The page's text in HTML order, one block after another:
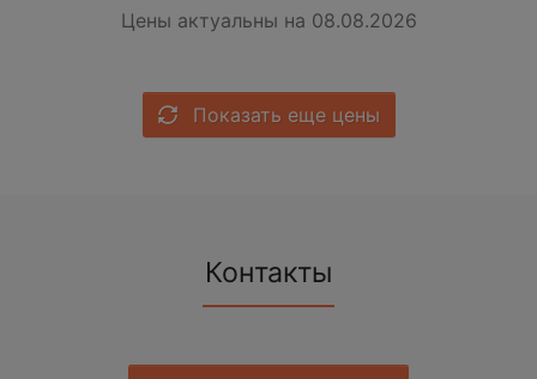
Цены актуальны на 08.08.2026
Показать еще цены
Контакты